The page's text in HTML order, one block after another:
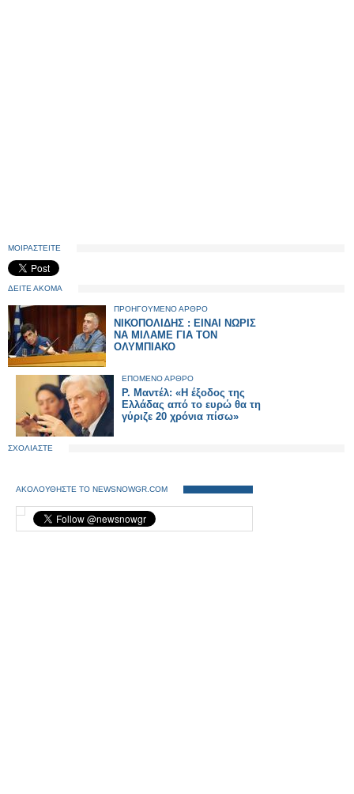
ΜΟΙΡΑΣΤΕΙΤΕ
ΔΕΙΤΕ ΑΚΟΜΑ
ΠΡΟΗΓΟΥΜΕΝΟ ΑΡΘΡΟ
ΝΙΚΟΠΟΛΙΔΗΣ : ΕΙΝΑΙ ΝΩΡΙΣ
ΝΑ ΜΙΛΑΜΕ ΓΙΑ ΤΟΝ
ΟΛΥΜΠΙΑΚΟ
ΕΠΟΜΕΝΟ ΑΡΘΡΟ
Ρ. Μαντέλ: «Η έξοδος της
Ελλάδας από το ευρώ θα τη
γύριζε 20 χρόνια πίσω»
ΣΧΟΛΙΑΣΤΕ
ΑΚΟΛΟΥΘΗΣΤΕ ΤΟ NEWSNOWGR.COM